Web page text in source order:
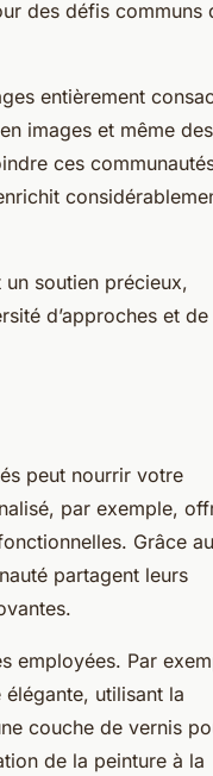
des défis communs
entièrement
images et même des
ces
un soutien précieux,
d’approches et de
peut nourrir votre
par exemple,
Grâce
partagent leurs
employées. Par
utilisant la
couche de vernis
de la peinture à la